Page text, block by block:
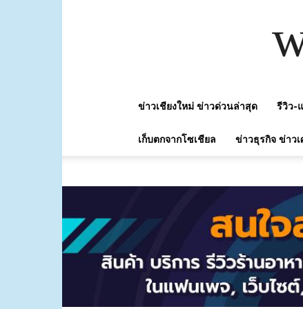
ข่าวเชียงใหม่ ข่าวด่วนล่าสุด รีวิว-
เก็บตกจากโซเชียล ข่าวธุรกิจ ข่าว